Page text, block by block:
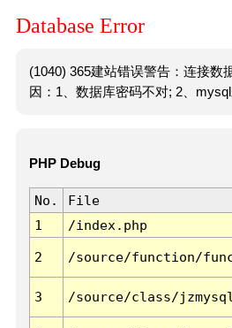
Database Error
(1040) 365建站错误警告：连接数
因：1、数据库密码不对; 2、mysql
PHP Debug
No. File
1
/index.php
2 /source/function/
3 /source/class/